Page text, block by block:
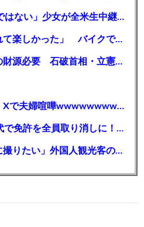
【MLB】「大谷は謙虚ではない」少女が全米生中継で突然の大谷翔平批判 サイン無視された過去明かす
【千葉】「みんなで走れて楽しかった」 バイクでバースデー集団暴走 男女５７人を書類送検 SNSで参加者募る
ガソリン減税、１兆円の財源必要 石破首相・立憲野田氏「財源は死に物狂いで確保しなければならない」「本当に死に物狂いで」
【悲報】論客米山隆一、Xで夫婦喧嘩wwwwwwwwwwww
【芸能】高橋真麻「80代で免許を全員取り消しに！」 高齢ドライバーの事故問題で、高齢者の運転免許取り消し法を提案
【🗻】「富士山きれいに撮りたい」外国人観光客のレンタカー事故が急増…「ハンドルが逆で慣れず」、道の狭さも